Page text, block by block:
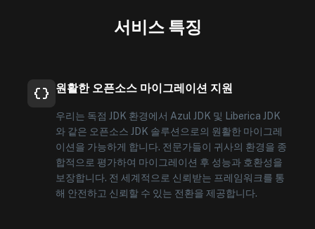
서비스 특징
원활한 오픈소스 마이그레이션 지원
우리는 독점 JDK 환경에서 Azul JDK 및 Liberica JDK
와 같은 오픈소스 JDK 솔루션으로의 원활한 마이그레
이션을 가능하게 합니다. 전문가들이 귀사의 환경을 종
합적으로 평가하여 마이그레이션 후 성능과 호환성을
보장합니다. 전 세계적으로 신뢰받는 프레임워크를 통
해 안전하고 신뢰할 수 있는 전환을 제공합니다.